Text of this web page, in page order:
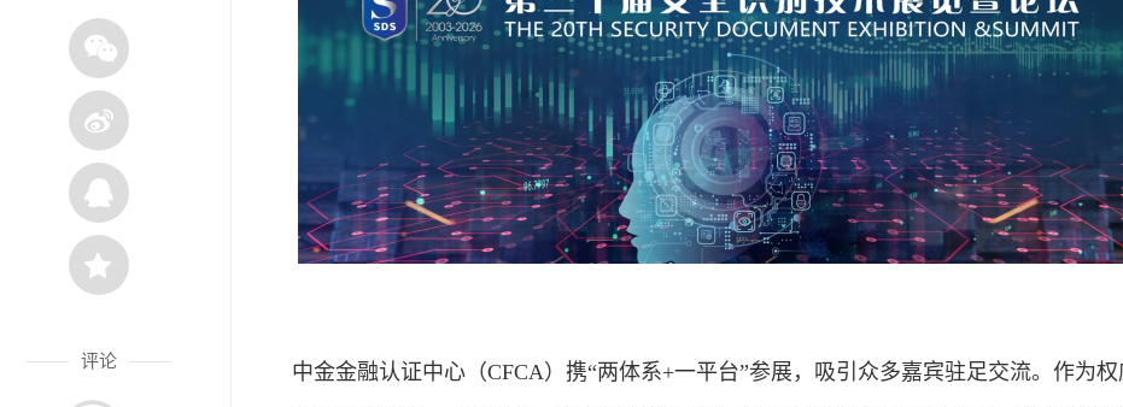
评论 中金金融认证中心（CFCA）携“两体系+一平台”参展，吸引众多嘉宾驻足交流。作为权